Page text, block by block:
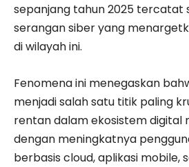
sepanjang tahun 2025 tercatat
serangan siber yang
di wilayah ini.
Fenomena ini menegaskan
menjadi salah satu titik paling
rentan dalam ekosistem digital
dengan meningkatnya
berbasis cloud, aplikasi mobile,